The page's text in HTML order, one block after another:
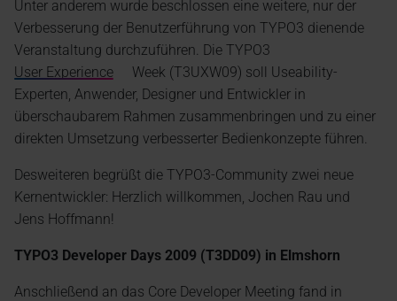
Unter anderem wurde beschlossen eine weitere, nur der
Verbesserung der Benutzerführung von TYPO3 dienende
Veranstaltung durchzuführen. Die TYPO3
User Experience
Week (T3UXW09) soll Useability-
Experten, Anwender, Designer und Entwickler in
überschaubarem Rahmen zusammenbringen und zu einer
direkten Umsetzung verbesserter Bedienkonzepte führen.
Desweiteren begrüßt die TYPO3-Community zwei neue
Kernentwickler: Herzlich willkommen, Jochen Rau und
Jens Hoffmann!
TYPO3 Developer Days 2009 (T3DD09) in Elmshorn
Anschließend an das Core Developer Meeting fand in